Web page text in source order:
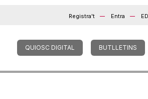
Registra't Entra
QUIOSC DIGITAL BUTLLETINS